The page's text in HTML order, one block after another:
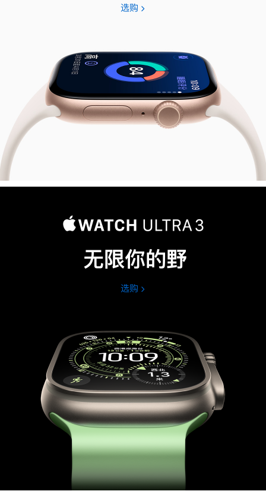
选购 Apple
11
无限你的野
选购 Apple
3